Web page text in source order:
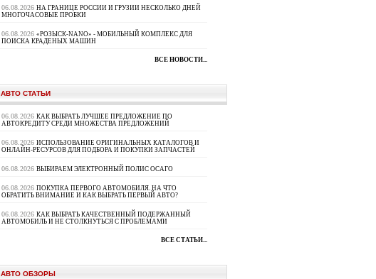
06.08.2026 НА ГРАНИЦЕ РОССИИ И ГРУЗИИ НЕСКОЛЬКО ДНЕЙ
МНОГОЧАСОВЫЕ ПРОБКИ
06.08.2026 «РОЗЫСК-NANO» - МОБИЛЬНЫЙ КОМПЛЕКС ДЛЯ
ПОИСКА КРАДЕНЫХ МАШИН
ВСЕ НОВОСТИ...
АВТО СТАТЬИ
06.08.2026 КАК ВЫБРАТЬ ЛУЧШЕЕ ПРЕДЛОЖЕНИЕ ПО
АВТОКРЕДИТУ СРЕДИ МНОЖЕСТВА ПРЕДЛОЖЕНИЙ
06.08.2026 ИСПОЛЬЗОВАНИЕ ОРИГИНАЛЬНЫХ КАТАЛОГОВ И
ОНЛАЙН-РЕСУРСОВ ДЛЯ ПОДБОРА И ПОКУПКИ ЗАПЧАСТЕЙ
06.08.2026 ВЫБИРАЕМ ЭЛЕКТРОННЫЙ ПОЛИС ОСАГО
06.08.2026 ПОКУПКА ПЕРВОГО АВТОМОБИЛЯ. НА ЧТО
ОБРАТИТЬ ВНИМАНИЕ И КАК ВЫБРАТЬ ПЕРВЫЙ АВТО?
06.08.2026 КАК ВЫБРАТЬ КАЧЕСТВЕННЫЙ ПОДЕРЖАННЫЙ
АВТОМОБИЛЬ И НЕ СТОЛКНУТЬСЯ С ПРОБЛЕМАМИ
ВСЕ СТАТЬИ...
АВТО ОБЗОРЫ